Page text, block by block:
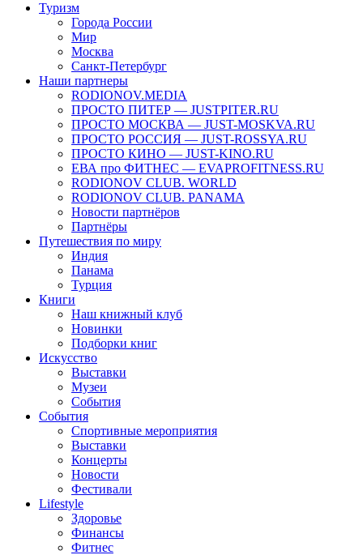
Туризм
Города России
Мир
Москва
Санкт-Петербург
Наши партнеры
RODIONOV.MEDIA
ПРОСТО ПИТЕР — JUSTPITER.RU
ПРОСТО МОСКВА — JUST-MOSKVA.RU
ПРОСТО РОССИЯ — JUST-ROSSYA.RU
ПРОСТО КИНО — JUST-KINO.RU
ЕВА про ФИТНЕС — EVAPROFITNESS.RU
RODIONOV CLUB. WORLD
RODIONOV CLUB. PANAMA
Новости партнёров
Партнёры
Путешествия по миру
Индия
Панама
Турция
Книги
Наш книжный клуб
Новинки
Подборки книг
Искусство
Выставки
Музеи
События
События
Спортивные мероприятия
Выставки
Концерты
Новости
Фестивали
Lifestyle
Здоровье
Финансы
Фитнес